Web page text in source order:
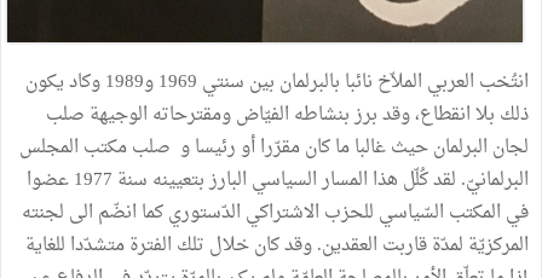
انتُخب العربي الملاّخ نائبا بالبرلمان بين سنتي 1969 و1989 وكاد يكون
ذلك بلا انقطاع، وقد برز بنشاطه الفيّاض ومقترحاته الوجيهة صلب
لجان البرلمان حيث غالبا ما كان مقرّرا أو رئيسا و صلب مكتب المجلس
البرلمانيّ. لقد كُلّل هذا المسار السياسي البارز بتعيينه سنة 1977 عضوا
في المكتب السّياسي للحزب الاشتراكي الدّستوري كما انضّم الى لجنته
المركزيّة لمدّة قاربت العقدين. وقد كان خلال تلك الفترة متشدّدا للغاية